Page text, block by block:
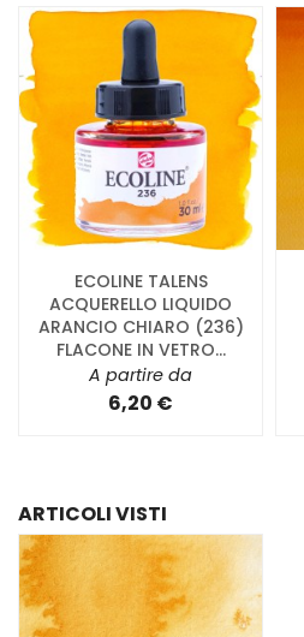
ECOLINE TALENS
ACQUERELLO LIQUIDO
ARANCIO CHIARO (236)
FLACONE IN VETRO...
A partire da
6,20 €
ARTICOLI VISTI